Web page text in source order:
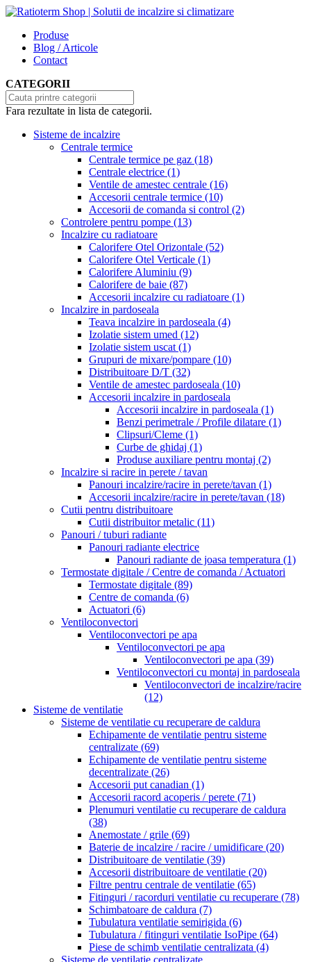
Produse
Blog / Articole
Contact
CATEGORII
Fara rezultate in lista de categorii.
Sisteme de incalzire
Centrale termice
Centrale termice pe gaz (18)
Centrale electrice (1)
Ventile de amestec centrale (16)
Accesorii centrale termice (10)
Accesorii de comanda si control (2)
Controlere pentru pompe (13)
Incalzire cu radiatoare
Calorifere Otel Orizontale (52)
Calorifere Otel Verticale (1)
Calorifere Aluminiu (9)
Calorifere de baie (87)
Accesorii incalzire cu radiatoare (1)
Incalzire in pardoseala
Teava incalzire in pardoseala (4)
Izolatie sistem umed (12)
Izolatie sistem uscat (1)
Grupuri de mixare/pompare (10)
Distribuitoare D/T (32)
Ventile de amestec pardoseala (10)
Accesorii incalzire in pardoseala
Accesorii incalzire in pardoseala (1)
Benzi perimetrale / Profile dilatare (1)
Clipsuri/Cleme (1)
Curbe de ghidaj (1)
Produse auxiliare pentru montaj (2)
Incalzire si racire in perete / tavan
Panouri incalzire/racire in perete/tavan (1)
Accesorii incalzire/racire in perete/tavan (18)
Cutii pentru distribuitoare
Cutii distribuitor metalic (11)
Panouri / tuburi radiante
Panouri radiante electrice
Panouri radiante de joasa temperatura (1)
Termostate digitale / Centre de comanda / Actuatori
Termostate digitale (89)
Centre de comanda (6)
Actuatori (6)
Ventiloconvectori
Ventiloconvectori pe apa
Ventiloconvectori pe apa
Ventiloconvectori pe apa (39)
Ventiloconvectori cu montaj in pardoseala
Ventiloconvectori de incalzire/racire
(12)
Sisteme de ventilatie
Sisteme de ventilatie cu recuperare de caldura
Echipamente de ventilatie pentru sisteme
centralizate (69)
Echipamente de ventilatie pentru sisteme
decentralizate (26)
Accesorii put canadian (1)
Accesorii racord acoperis / perete (71)
Plenumuri ventilatie cu recuperare de caldura
(38)
Anemostate / grile (69)
Baterie de incalzire / racire / umidificare (20)
Distribuitoare de ventilatie (39)
Accesorii distribuitoare de ventilatie (20)
Filtre pentru centrale de ventilatie (65)
Fitinguri / racorduri ventilatie cu recuperare (78)
Schimbatoare de caldura (7)
Tubulatura ventilatie semirigida (6)
Tubulatura / fitinguri ventilatie IsoPipe (64)
Piese de schimb ventilatie centralizata (4)
Sisteme de ventilatie centralizate